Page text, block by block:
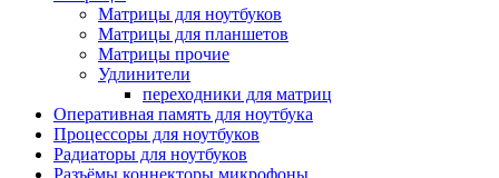
Матрицы для ноутбуков
Матрицы для планшетов
Матрицы прочие
Удлинители
переходники для матриц
Оперативная память для ноутбука
Процессоры для ноутбуков
Радиаторы для ноутбуков
Разъёмы коннекторы микрофоны